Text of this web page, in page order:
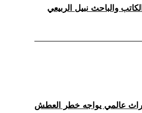
تراث عالمي يواجه خطر العطش